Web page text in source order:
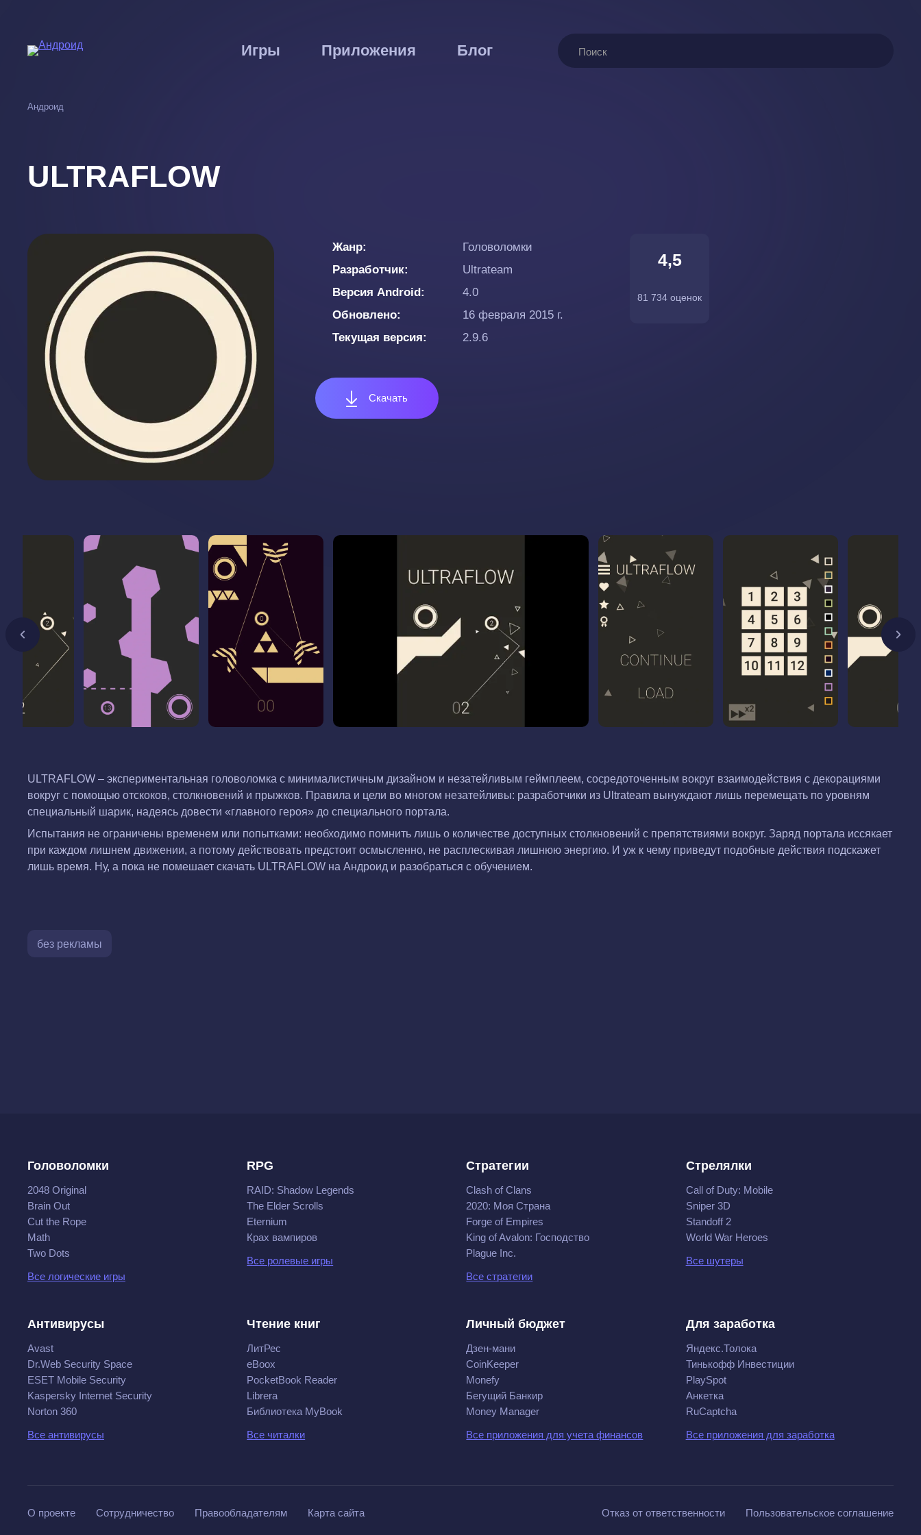
основному
Игры Приложения Блог Поиск
Андроид
ULTRAFLOW
Жанр
Головоломки
Разработчик
Ultrateam
Версия Android
4.0
Обновлено
16 февраля 2015 г.
Текущая версия
2.9.6
Скачать
4,5
81 734 оценок
ULTRAFLOW – экспериментальная головоломка с минималистичным дизайном и незатейливым геймплеем, сосредоточенным вокруг взаимодействия с декорациями
вокруг с помощью отскоков, столкновений и прыжков. Правила и цели во многом незатейливы: разработчики из Ultrateam вынуждают лишь перемещать по уровням
специальный шарик, надеясь довести «главного героя» до специального портала.
Испытания не ограничены временем или попытками: необходимо помнить лишь о количестве доступных столкновений с препятствиями вокруг. Заряд портала иссякает
при каждом лишнем движении, а потому действовать предстоит осмысленно, не расплескивая лишнюю энергию. И уж к чему приведут подобные действия подскажет
лишь время. Ну, а пока не помешает скачать ULTRAFLOW на Андроид и разобраться с обучением.
без рекламы
Головоломки
2048 Original
Brain Out
Cut the Rope
Math
Two Dots
Все логические игры
RPG
RAID: Shadow Legends
The Elder Scrolls
Eternium
Крах вампиров
Все ролевые игры
Стратегии
Clash of Clans
2020: Моя Cтрана
Forge of Empires
King of Avalon: Господство
Plague Inc.
Все стратегии
Стрелялки
Call of Duty: Mobile
Sniper 3D
Standoff 2
World War Heroes
Все шутеры
Антивирусы
Avast
Dr.Web Security Space
ESET Mobile Security
Kaspersky Internet Security
Norton 360
Все антивирусы
Чтение книг
ЛитРес
eBoox
PocketBook Reader
Librera
Библиотека MyBook
Все читалки
Личный бюджет
Дзен-мани
CoinKeeper
Monefy
Бегущий Банкир
Money Manager
Все приложения для учета финансов
Для заработка
Яндекс.Толока
Тинькофф Инвестиции
PlaySpot
Анкетка
RuCaptcha
Все приложения для заработка
О проекте Сотрудничество Правообладателям Карта сайта Отказ от ответственности Пользовательское соглашение